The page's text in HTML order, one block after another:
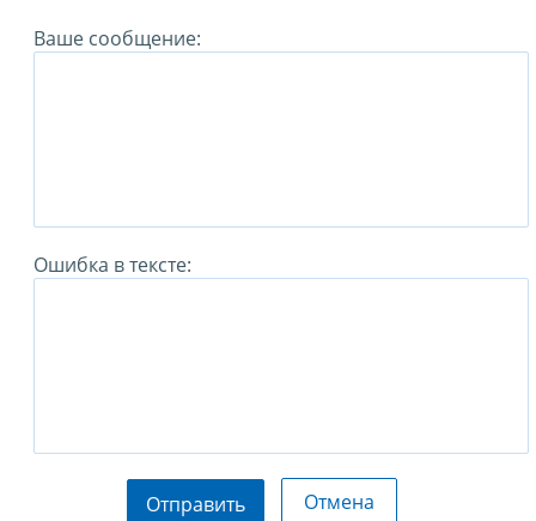
Ваше сообщение:
Ошибка в тексте:
Отправить Отмена